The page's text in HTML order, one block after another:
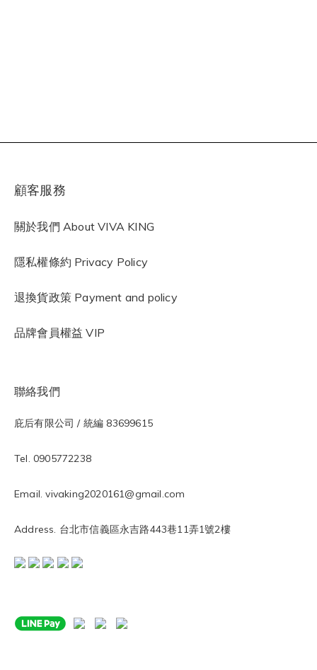
顧客服務
關於我們 About VIVA KING
隱私權條約 Privacy Policy
退換貨政策 Payment and policy
品牌會員權益 VIP
聯絡我們
庇后有限公司 / 統編 83699615
Tel. 0905772238
Email. vivaking2020161@gmail.com
Address. 台北市信義區永吉路443巷11弄1號2樓